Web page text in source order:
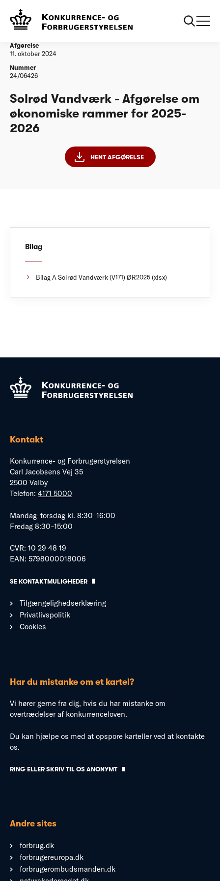
Vandtilsyn
rammer for 2025-2026
Afgørelse
11. oktober 2024
Nummer
24/06426
Solrød Vandværk - Afgørelse om
økonomiske rammer for 2025-
2026
HENT AFGØRELSE
Bilag
Bilag A Solrød Vandværk (V171) ØR2025 (xlsx)
Kontakt
Konkurrence- og Forbrugerstyrelsen
Carl Jacobsens Vej 35
2500 Valby
Telefon: 4171 5000
Mandag–torsdag kl. 8:30–16:00
Fredag 8:30–15:00
CVR: 10 29 48 19
EAN: 5798000018006
SE KONTAKTMULIGHEDER
Tilgængelighedserklæring
Privatlivspolitik
Cookies
Har du mistanke om et kartel?
Vi hører gerne fra dig, hvis du har mistanke om
overtrædelser af konkurrenceloven.
Du kan hjælpe os med at opspore karteller ved at kontakte
os.
RING ELLER SKRIV TIL OS ANONYMT
Andre sites
forbrug.dk
forbrugereuropa.dk
forbrugerombudsmanden.dk